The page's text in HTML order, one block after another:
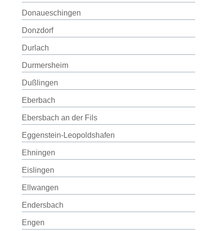
Donaueschingen
Donzdorf
Durlach
Durmersheim
Dußlingen
Eberbach
Ebersbach an der Fils
Eggenstein-Leopoldshafen
Ehningen
Eislingen
Ellwangen
Endersbach
Engen